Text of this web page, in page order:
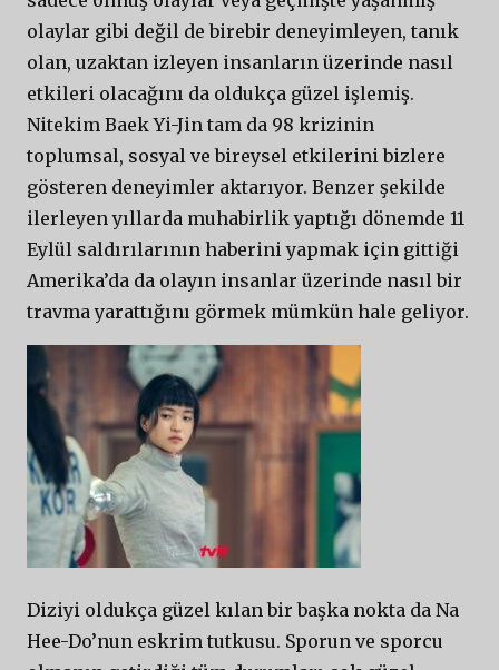
olaylar gibi değil de birebir deneyimleyen, tanık
olan, uzaktan izleyen insanların üzerinde nasıl
etkileri olacağını da oldukça güzel işlemiş.
Nitekim Baek Yi-Jin tam da 98 krizinin
toplumsal, sosyal ve bireysel etkilerini bizlere
gösteren deneyimler aktarıyor. Benzer şekilde
ilerleyen yıllarda muhabirlik yaptığı dönemde 11
Eylül saldırılarının haberini yapmak için gittiği
Amerika’da da olayın insanlar üzerinde nasıl bir
travma yarattığını görmek mümkün hale geliyor.
Diziyi oldukça güzel kılan bir başka nokta da Na
Hee-Do’nun eskrim tutkusu. Sporun ve sporcu